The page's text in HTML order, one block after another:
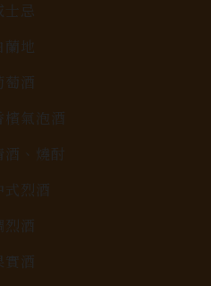
士忌
蘭地
萄酒
檳氣泡酒
酒、燒酎
式烈酒
烈酒
實酒